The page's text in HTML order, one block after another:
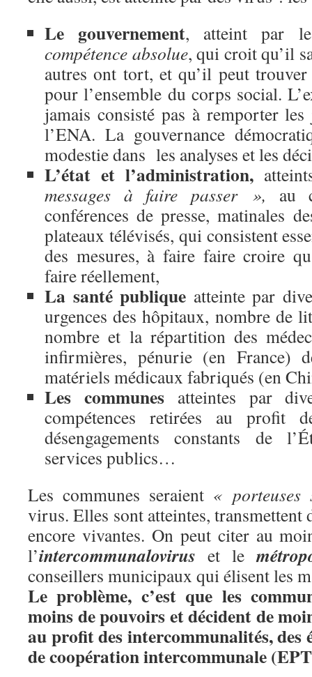
Le gouvernement, atteint par
compétence absolue, qui croit qu’il
autres ont tort, et qu’il peut
pour l’ensemble du corps social.
jamais consisté pas à remporter
l’ENA. La gouvernance
modestie dans les analyses et les
L’état et l’administration,
messages à faire passer », au
conférences de presse, matinales
plateaux télévisés, qui consistent
des mesures, à faire faire croire
faire réellement,
La santé publique atteinte par
urgences des hôpitaux, nombre de
nombre et la répartition des
infirmières, pénurie (en France)
matériels médicaux fabriqués (en
Les communesatteintes par
compétences retirées au profit
désengagements constants de
services publics…
Les communes seraient « porteuses
virus. Elles sont atteintes, transmettent
encore vivantes. On peut citer au
l’intercommunalovirus et le
conseillers municipaux qui élisent les
Le problème, c’est que les
moins de pouvoirs et décident de
au profit des intercommunalités, des
de coopération intercommunale